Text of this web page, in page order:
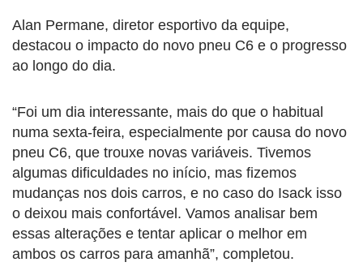
Alan Permane, diretor esportivo da equipe,
destacou o impacto do novo pneu C6 e o progresso
ao longo do dia.
“Foi um dia interessante, mais do que o habitual
numa sexta-feira, especialmente por causa do novo
pneu C6, que trouxe novas variáveis. Tivemos
algumas dificuldades no início, mas fizemos
mudanças nos dois carros, e no caso do Isack isso
o deixou mais confortável. Vamos analisar bem
essas alterações e tentar aplicar o melhor em
ambos os carros para amanhã”, completou.